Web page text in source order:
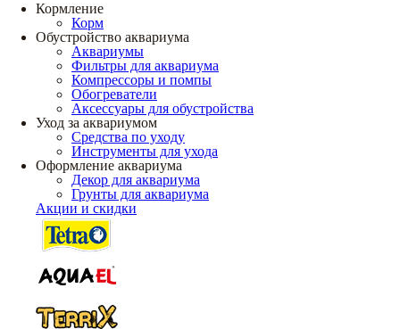
Кормление
Корм
Обустройство аквариума
Аквариумы
Фильтры для аквариума
Компрессоры и помпы
Обогреватели
Аксессуары для обустройства
Уход за аквариумом
Средства по уходу
Инструменты для ухода
Оформление аквариума
Декор для аквариума
Грунты для аквариума
Акции и скидки